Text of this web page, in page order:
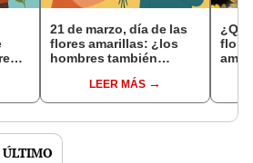
21 de marzo, día de las
flores amarillas: ¿los
hombres también
que debes saber sobre
esta tradición
LEER MÁS